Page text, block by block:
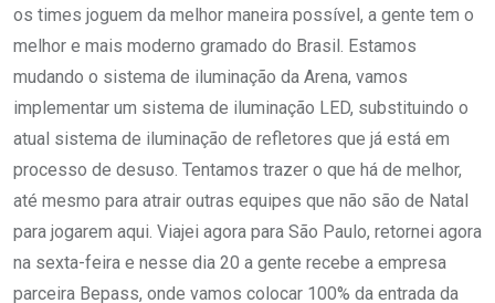
os times joguem da melhor maneira possível, a gente tem o
melhor e mais moderno gramado do Brasil. Estamos
mudando o sistema de iluminação da Arena, vamos
implementar um sistema de iluminação LED, substituindo o
atual sistema de iluminação de refletores que já está em
processo de desuso. Tentamos trazer o que há de melhor,
até mesmo para atrair outras equipes que não são de Natal
para jogarem aqui. Viajei agora para São Paulo, retornei agora
na sexta-feira e nesse dia 20 a gente recebe a empresa
parceira Bepass, onde vamos colocar 100% da entrada da